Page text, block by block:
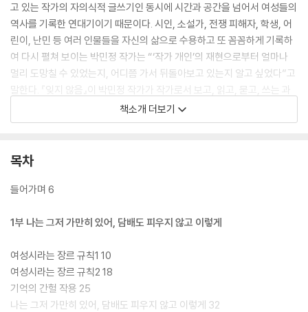
고 있는 작가의 자의식적 글쓰기인 동시에 시간과 공간을 넘어서 여성들의
역사를 기록한 연대기이기 때문이다. 시인, 소설가, 전쟁 피해자, 학생, 어
린이, 난민 등 여러 인물들을 자신의 삶으로 수용하고 또 꼼꼼하게 기록하
여 다시 펼쳐 보이는 박민정 작가는 “‘작가 개인’의 재현으로부터 얼마나
멀리 도망칠 수 있었는지, 어디쯤 가서 뒤돌아보고 있는지 알고 싶었다”고
말한다. 『잊지 않음』이 박민정 작가가 작가로서 보고, 읽고, 묻고, 쓰는 과
정에서 지닌 예리함이 있을지라도 따스함을 품고 있는 이유는 작가가 우리
가 꼭 기억해야 할 일들을 잊지 않기 위해, 타인의 삶을 자기의 삶으로 포용
부로 나뉘어 있다. 어린 시절부터 여성작가가 된 지금까지 직간접적으로
을 선언하는 1부와, 사회문화적인 측면에서 깊게 뿌리내린 혐오의 단면을
을 기록한 2부, 그리고 ‘쓴다는 일’에 대해 써 내려가며 ‘박민정의 소설’이라
는 역사를 어떻게 구축해왔는지를 기록한 3부. “지금이 아니라면 쓸 수도
톺아볼 수도 그래서 엮어볼 수도 없는 글들을 모아보려 했다”는 박민정 소
설가의 말에서 우리는 작가의 ‘잊지 않으려는’ 의지와 ‘기록하려는’ 용기를
책소개 더보기
목차
들어가며 6
1부 나는 그저 가만히 있어, 담배도 피우지 않고 이렇게
여성시라는 장르 규칙1 10
여성시라는 장르 규칙2 18
기억의 간헐 작용 25
나는 그저 가만히 있어, 담배도 피우지 않고 이렇게 32